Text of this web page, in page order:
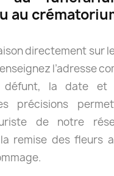
au
directement sur
l’adresse
la date et
précisions
de notre
remise des fleurs